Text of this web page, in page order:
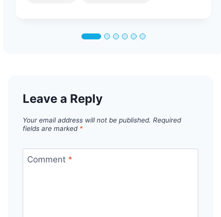
Leave a Reply
Your email address will not be published. Required
fields are marked *
Comment *